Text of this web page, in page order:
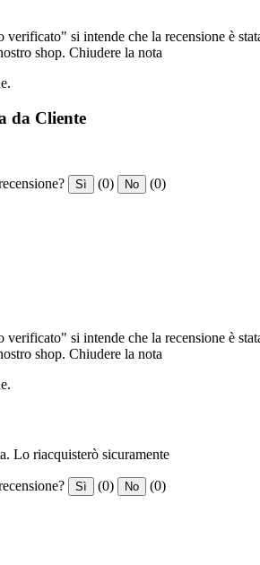
si intende che la recensione è
shop. Chiudere la nota
da Cliente
Sì (0) No (0)
si intende che la recensione è
shop. Chiudere la nota
Lo riacquisterò sicuramente
Sì (0) No (0)